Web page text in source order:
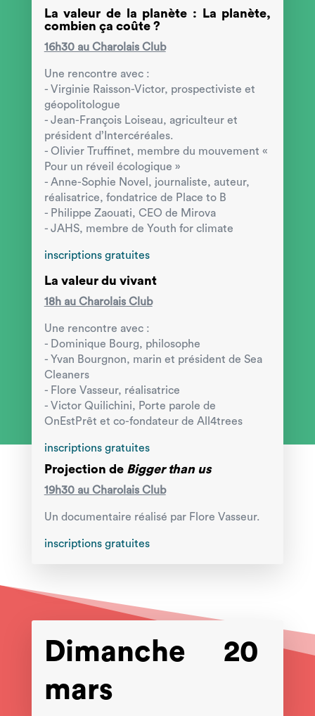
La valeur de la planète : La planète,
combien ça coûte ?
16h30 au Charolais Club
Une rencontre avec :
- Virginie Raisson-Victor, prospectiviste et
géopolitologue
- Jean-François Loiseau, agriculteur et
président d’Intercéréales.
- Olivier Truffinet, membre du mouvement «
Pour un réveil écologique »
- Anne-Sophie Novel, journaliste, auteur,
réalisatrice, fondatrice de Place to B
- Philippe Zaouati, CEO de Mirova
- JAHS, membre de Youth for climate
inscriptions gratuites
La valeur du vivant
18h au Charolais Club
Une rencontre avec :
- Dominique Bourg, philosophe
- Yvan Bourgnon, marin et président de Sea
Cleaners
- Flore Vasseur, réalisatrice
- Victor Quilichini, Porte parole de
OnEstPrêt et co-fondateur de All4trees
inscriptions gratuites
Projection de Bigger than us
19h30 au Charolais Club
Un documentaire réalisé par Flore Vasseur.
inscriptions gratuites
Dimanche 20
mars